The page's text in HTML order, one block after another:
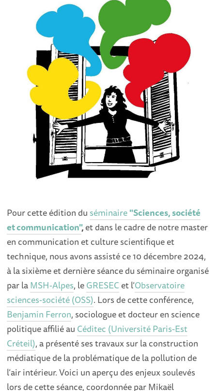
Pour cette édition du séminaire"Sciences, société
et communication",et dans le cadre de notre master
en communication et culture scientifique et
technique, nous avons assisté ce 10 décembre 2024,
à la sixième et dernière séance du séminaire organisé
par laMSH-Alpes, leGRESECet l’Observatoire
sciences-société (OSS). Lors de cette conférence,
Benjamin Ferron, sociologue et docteur en science
politique affilié au Céditec (Université Paris-Est
Créteil), a présenté ses travaux sur la construction
médiatique de la problématique de la pollution de
l’air intérieur. Voici un aperçu des enjeux soulevés
lors de cette séance, coordonnée par Mikaël